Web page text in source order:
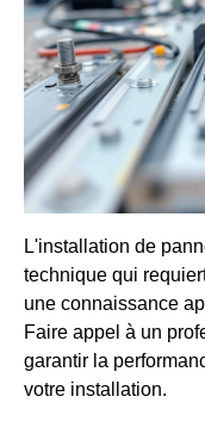
L'installation de
technique qui
une connaissance
Faire appel à un
garantir la
votre installation.